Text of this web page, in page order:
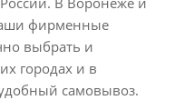
фирменные
выбрать и
городах и в
самовывоз.